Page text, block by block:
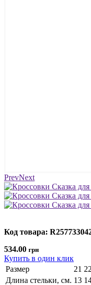
PrevNext
Код товара:
534.00 грн
Купить в один клик
Размер
21 22
Длина стельки, см. 13